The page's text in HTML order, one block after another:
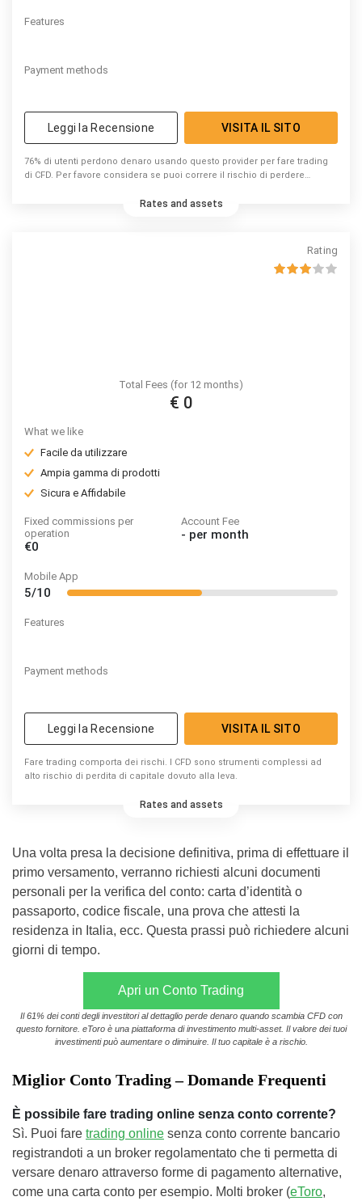
Features
Payment methods
Leggi la Recensione VISITA IL SITO
76% di utenti perdono denaro usando questo provider per fare trading
di CFD. Per favore considera se puoi correre il rischio di perdere
Rates and assets
Rating
Total Fees (for 12 months)
€ 0
What we like
Facile da utilizzare
Ampia gamma di prodotti
Sicura e Affidabile
Fixed commissions per
operation
€0
Account Fee
- per month
Mobile App
5/10
Features
Payment methods
Leggi la Recensione VISITA IL SITO
Fare trading comporta dei rischi. I CFD sono strumenti complessi ad
alto rischio di perdita di capitale dovuto alla leva.
Rates and assets
Una volta presa la decisione definitiva, prima di effettuare il
primo versamento, verranno richiesti alcuni documenti
personali per la verifica del conto: carta d’identità o
passaporto, codice fiscale, una prova che attesti la
residenza in Italia, ecc. Questa prassi può richiedere alcuni
giorni di tempo.
Apri un Conto Trading
Il 61% dei conti degli investitori al dettaglio perde denaro quando scambia CFD con
questo fornitore. eToro è una piattaforma di investimento multi-asset. Il valore dei tuoi
investimenti può aumentare o diminuire. Il tuo capitale è a rischio.
Miglior Conto Trading – Domande Frequenti
È possibile fare trading online senza conto corrente?
Sì. Puoi fare trading online senza conto corrente bancario
registrandoti a un broker regolamentato che ti permetta di
versare denaro attraverso forme di pagamento alternative,
come una carta conto per esempio. Molti broker (eToro,